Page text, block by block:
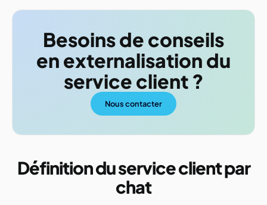
Besoins de conseils
en externalisation du
service client ?
Nous contacter
Définition du service client par
chat